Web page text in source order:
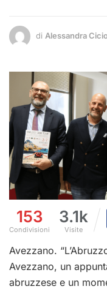
di Alessandra
153
Condivisioni
3.1k
Visite
Avezzano.
Avezzano, un
abruzzese e un